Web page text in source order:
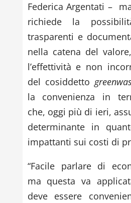
Federica Argentati –
richiede la
trasparenti e
nella catena del
l’effettività e non
del cosiddetto
la convenienza in
che, oggi più di ieri,
determinante in
impattanti sui costi di
“Facile parlare di
ma questa va
deve essere